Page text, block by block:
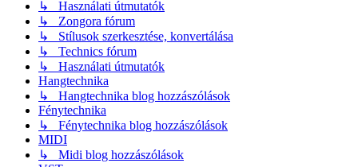
↳ Használati útmutatók
↳ Zongora fórum
↳ Stílusok szerkesztése, konvertálása
↳ Technics fórum
↳ Használati útmutatók
Hangtechnika
↳ Hangtechnika blog hozzászólások
Fénytechnika
↳ Fénytechnika blog hozzászólások
MIDI
↳ Midi blog hozzászólások